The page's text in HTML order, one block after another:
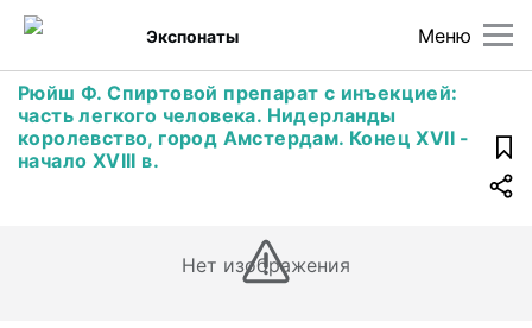
Меню
Экспонаты
Рюйш Ф. Спиртовой препарат с инъекцией:
часть легкого человека. Нидерланды
королевство, город Амстердам. Конец ХVII -
начало XVIII в.
Нет изображения